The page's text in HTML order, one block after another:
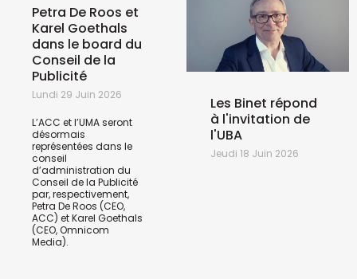
Petra De Roos et
Karel Goethals
dans le board du
Conseil de la
Publicité
Lundi 29 Juin 2026
L’ACC et l’UMA seront
désormais
représentées dans le
conseil
d’administration du
Conseil de la Publicité
par, respectivement,
Petra De Roos (CEO,
ACC) et Karel Goethals
(CEO, Omnicom
Media).
Les Binet répond
à l'invitation de
l'UBA
Jeudi 18 Juin 2026